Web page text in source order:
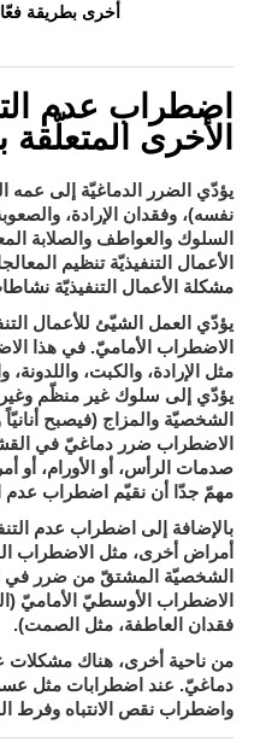
أخرى بطريقة
اضطراب عدم
الأخرى المتعلّقة
يؤدّي الضرر الدماغيّة إلى عمه
نفسه)، وفقدان الإرادة،
السلوك والعواطف والصلابة
الأعمال التنفيذيّة تنظيم
مشكلة الأعمال التنفيذيّة
يؤدّي العمل الشيّئ للأعمال
الاضطراب الأماميّ. في هذا
مثل الإرادة، والكبت، واللدونة،
يؤدّي إلى سلوك غير منظّم وغير
الشخصيّة والمزاج (فيصبح
الاضطراب ضرر دماغيّ في
صدمات الرأس، أو الأورام،
مهمّ جدّا أن نقيّم اضطراب عدم
بالإضافة إلى اضطراب عدم
أمراض أخرى، مثل
الاضطراب
الشخصيّة المشتقّ من ضرر في
الاضطراب الأوسطيّ الأماميّ
فقدان العاطفة، مثل الصمت).
من ناحية أخرى، هناك مشكلات
دماغيّ. عند اضطرابات مثل
و اضطراب نقص الانتباه وفرط